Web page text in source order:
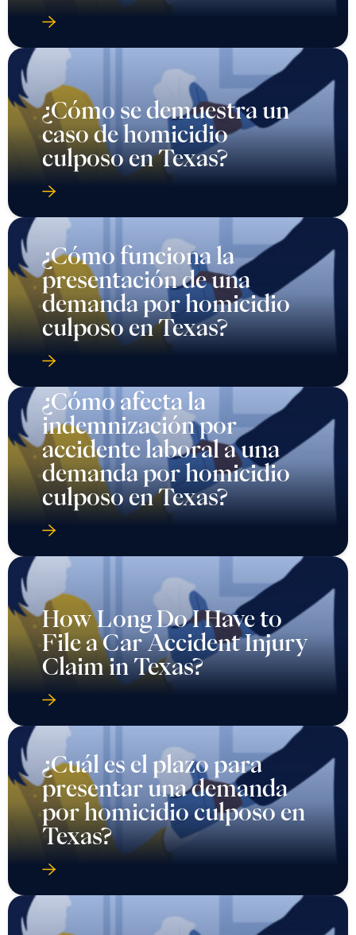
¿Cómo se demuestra un
caso de homicidio
culposo en Texas?
¿Cómo funciona la
presentación de una
demanda por homicidio
culposo en Texas?
¿Cómo afecta la
indemnización por
accidente laboral a una
demanda por homicidio
culposo en Texas?
How Long Do I Have to
File a Car Accident Injury
Claim in Texas?
¿Cuál es el plazo para
presentar una demanda
por homicidio culposo en
Texas?